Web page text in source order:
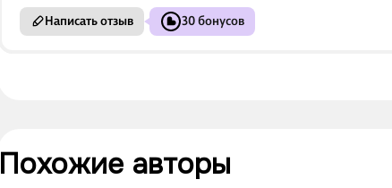
Написать отзыв 30 бонусов
Похожие авторы